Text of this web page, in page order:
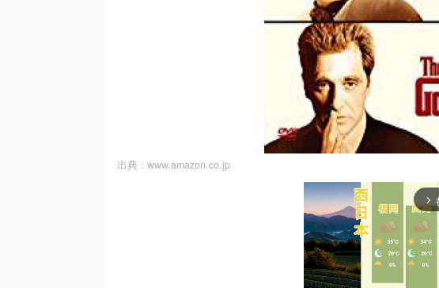
出典 : www.amazon.co.jp
arrow_forward_ios